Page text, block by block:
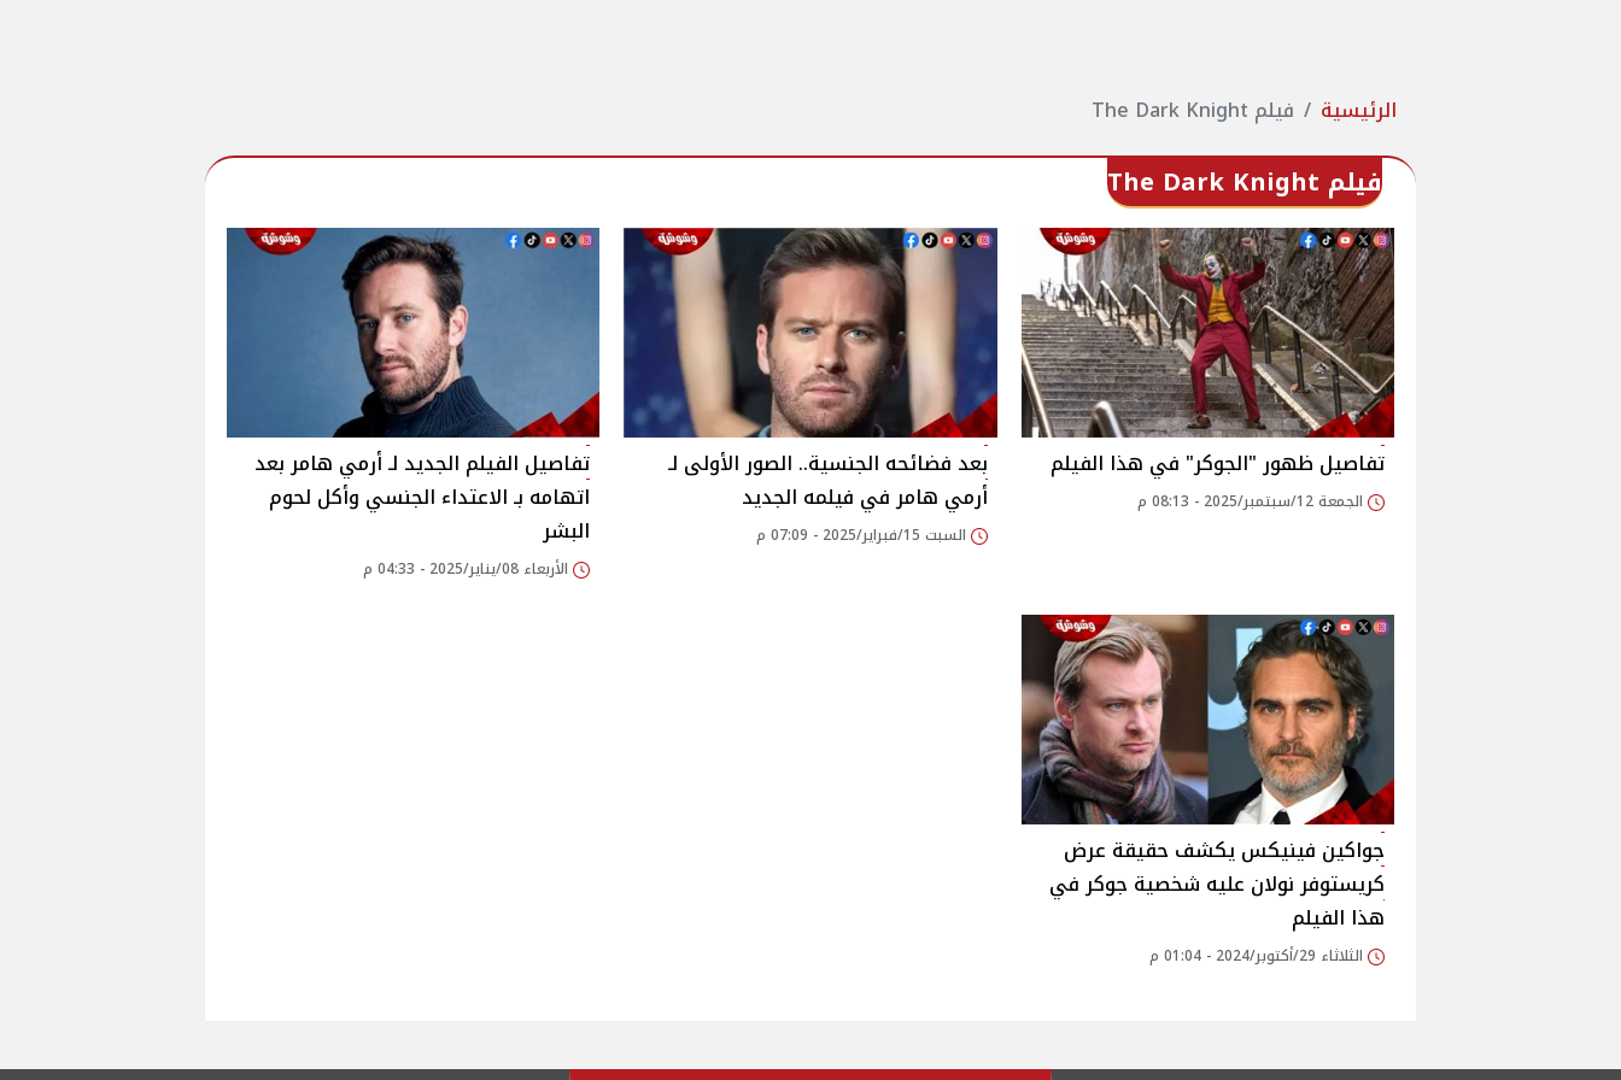
الرئيسية فيلم The Dark Knight
فيلم The Dark Knight
تفاصيل ظهور "الجوكر" في هذا الفيلم
الجمعة 12/سبتمبر/2025 - 08:13 م
بعد فضائحه الجنسية.. الصور الأولى لـ
أرمي هامر في فيلمه الجديد
السبت 15/فبراير/2025 - 07:09 م
تفاصيل الفيلم الجديد لـ أرمي هامر بعد
اتهامه بـ الاعتداء الجنسي وأكل لحوم
البشر
الأربعاء 08/يناير/2025 - 04:33 م
جواكين فينيكس يكشف حقيقة عرض
كريستوفر نولان عليه شخصية جوكر في
هذا الفيلم
الثلاثاء 29/أكتوبر/2024 - 01:04 م